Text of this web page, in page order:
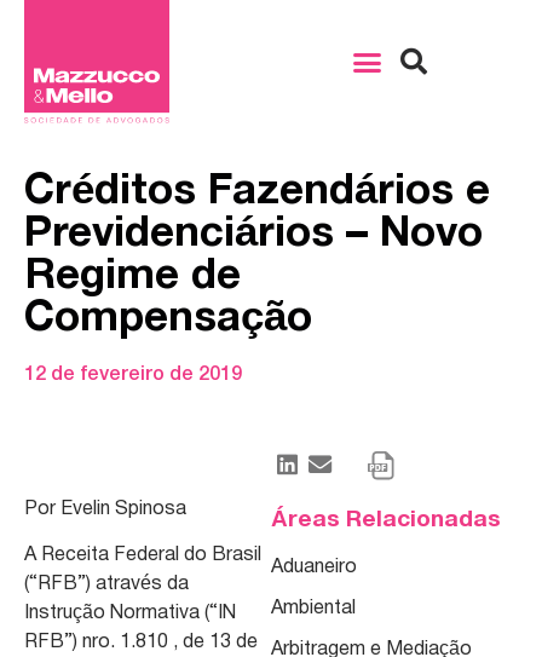
Créditos Fazendários e
Previdenciários – Novo
Regime de
Compensação
12 de fevereiro de 2019
Por Evelin Spinosa
A Receita Federal do Brasil
(“RFB”) através da
Instrução Normativa (“IN
RFB”) nro. 1.810 , de 13 de
Áreas Relacionadas
Aduaneiro
Ambiental
Arbitragem e Mediação